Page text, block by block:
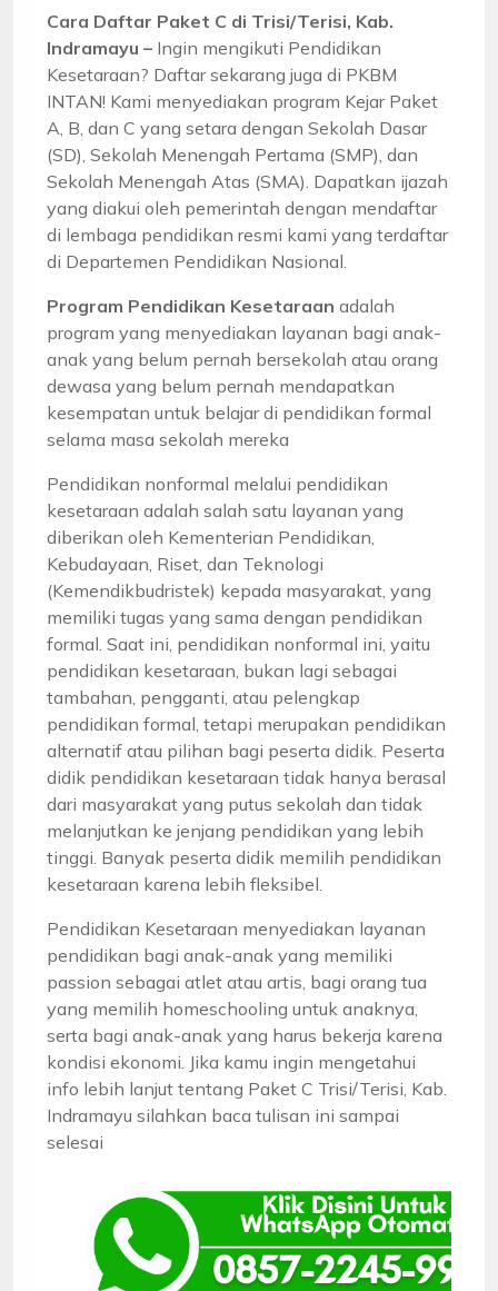
Cara Daftar Paket C di Trisi/Terisi, Kab.
Indramayu – Ingin mengikuti Pendidikan
Kesetaraan? Daftar sekarang juga di PKBM
INTAN! Kami menyediakan program Kejar Paket
A, B, dan C yang setara dengan Sekolah Dasar
(SD), Sekolah Menengah Pertama (SMP), dan
Sekolah Menengah Atas (SMA). Dapatkan ijazah
yang diakui oleh pemerintah dengan mendaftar
di lembaga pendidikan resmi kami yang terdaftar
di Departemen Pendidikan Nasional.
Program Pendidikan Kesetaraan adalah
program yang menyediakan layanan bagi anak-
anak yang belum pernah bersekolah atau orang
dewasa yang belum pernah mendapatkan
kesempatan untuk belajar di pendidikan formal
selama masa sekolah mereka
Pendidikan nonformal melalui pendidikan
kesetaraan adalah salah satu layanan yang
diberikan oleh Kementerian Pendidikan,
Kebudayaan, Riset, dan Teknologi
(Kemendikbudristek) kepada masyarakat, yang
memiliki tugas yang sama dengan pendidikan
formal. Saat ini, pendidikan nonformal ini, yaitu
pendidikan kesetaraan, bukan lagi sebagai
tambahan, pengganti, atau pelengkap
pendidikan formal, tetapi merupakan pendidikan
alternatif atau pilihan bagi peserta didik. Peserta
didik pendidikan kesetaraan tidak hanya berasal
dari masyarakat yang putus sekolah dan tidak
melanjutkan ke jenjang pendidikan yang lebih
tinggi. Banyak peserta didik memilih pendidikan
kesetaraan karena lebih fleksibel.
Pendidikan Kesetaraan menyediakan layanan
pendidikan bagi anak-anak yang memiliki
passion sebagai atlet atau artis, bagi orang tua
yang memilih homeschooling untuk anaknya,
serta bagi anak-anak yang harus bekerja karena
kondisi ekonomi. Jika kamu ingin mengetahui
info lebih lanjut tentang Paket C Trisi/Terisi, Kab.
Indramayu silahkan baca tulisan ini sampai
selesai